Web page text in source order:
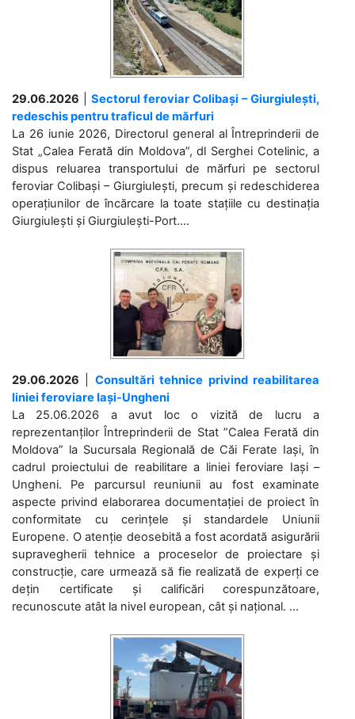
29.06.2026
Sectorul feroviar Colibași – Giurgiulești,
redeschis pentru traficul de mărfuri
La 26 iunie 2026, Directorul general al Întreprinderii de
Stat „Calea Ferată din Moldova”, dl Serghei Cotelinic, a
dispus reluarea transportului de mărfuri pe sectorul
feroviar Colibași – Giurgiulești, precum și redeschiderea
operațiunilor de încărcare la toate stațiile cu destinația
Giurgiulești și Giurgiulești-Port....
29.06.2026
Consultări tehnice privind reabilitarea
liniei feroviare Iași-Ungheni
La 25.06.2026 a avut loc o vizită de lucru a
reprezentanților Întreprinderii de Stat ”Calea Ferată din
Moldova” la Sucursala Regională de Căi Ferate Iași, în
cadrul proiectului de reabilitare a liniei feroviare Iași –
Ungheni. Pe parcursul reuniunii au fost examinate
aspecte privind elaborarea documentației de proiect în
conformitate cu cerințele și standardele Uniunii
Europene. O atenție deosebită a fost acordată asigurării
supravegherii tehnice a proceselor de proiectare și
construcție, care urmează să fie realizată de experți ce
dețin certificate și calificări corespunzătoare,
recunoscute atât la nivel european, cât și național. ...